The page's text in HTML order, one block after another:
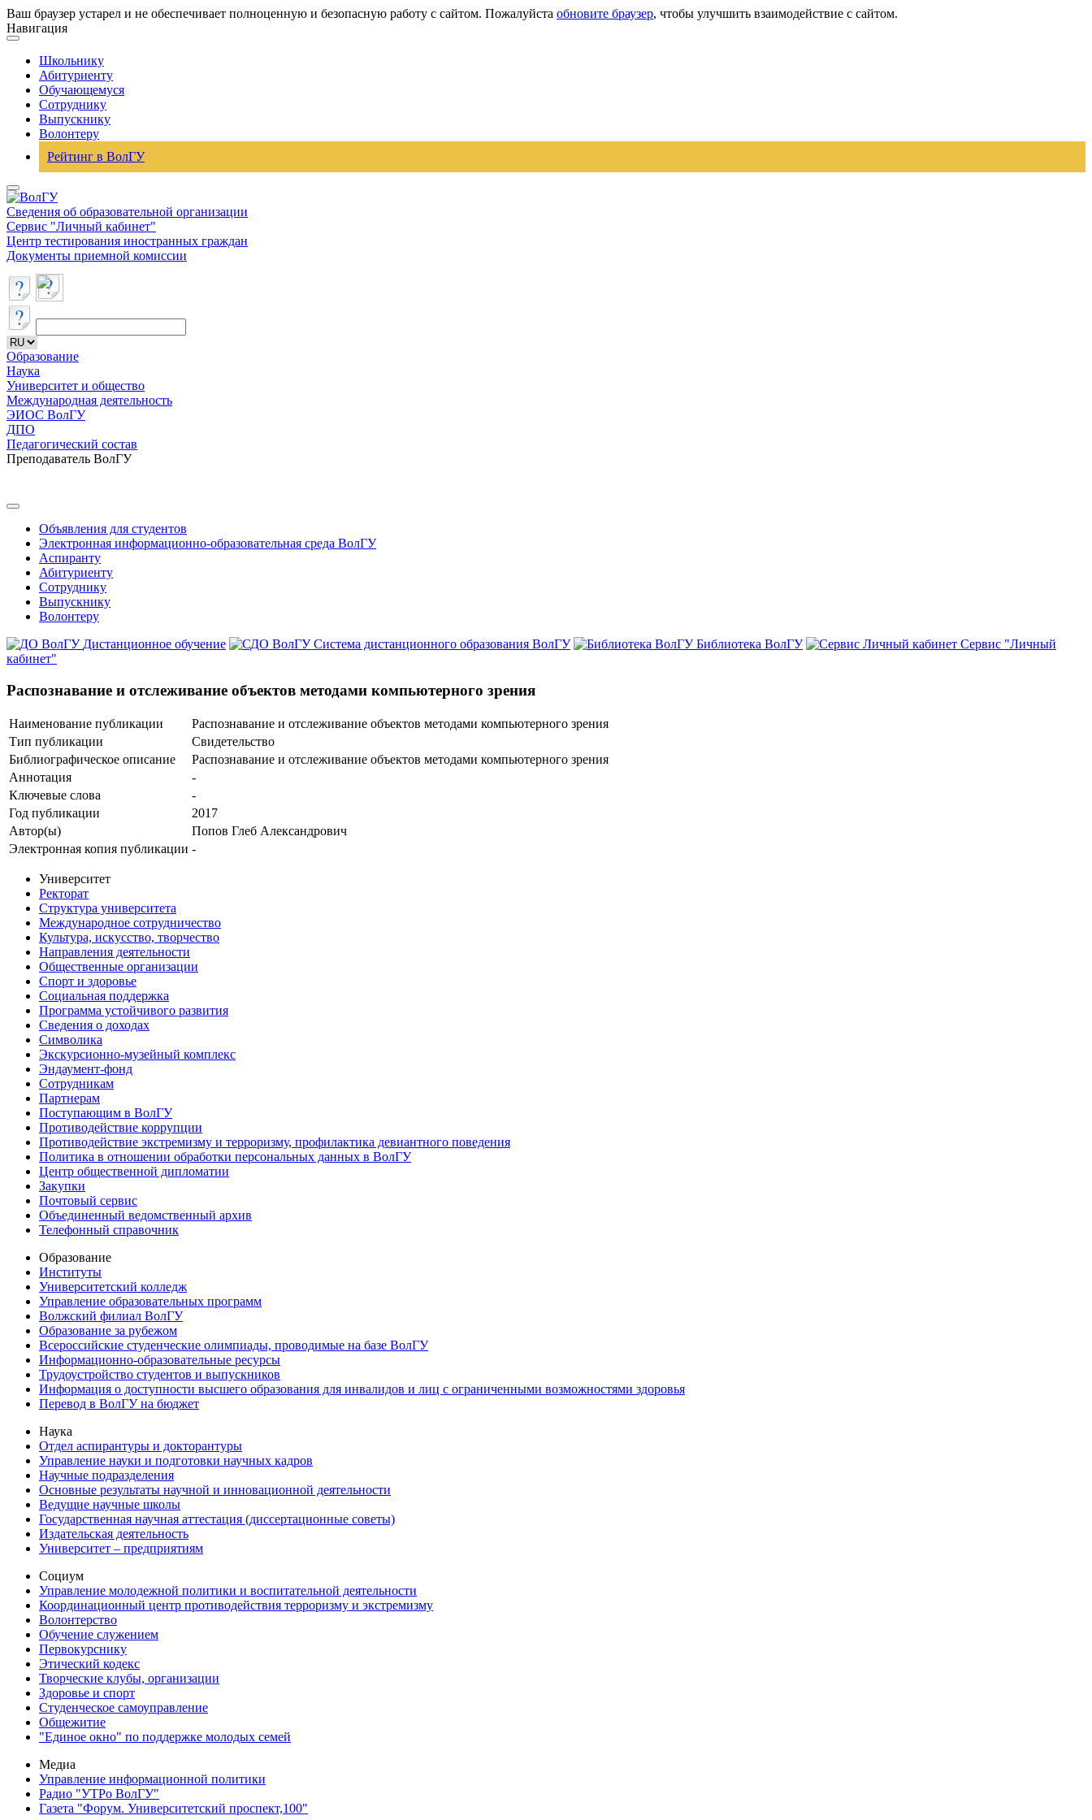
Ваш браузер устарел и не обеспечивает полноценную и безопасную работу с сайтом. Пожалуйста обновите браузер, чтобы улучшить взаимодействие с сайтом.
Навигация
Школьнику
Абитуриенту
Обучающемуся
Сотруднику
Выпускнику
Волонтеру
Рейтинг в ВолГУ
Сведения об образовательной организации
Сервис "Личный кабинет"
Центр тестирования иностранных граждан
Документы приемной комиссии
Образование
Наука
Университет и общество
Международная деятельность
ЭИОС ВолГУ
ДПО
Педагогический состав
Преподаватель ВолГУ
Объявления для студентов
Электронная информационно-образовательная среда ВолГУ
Аспиранту
Абитуриенту
Сотруднику
Выпускнику
Волонтеру
Дистанционное обучение
Система дистанционного образования ВолГУ Библиотека ВолГУ
Сервис "Личный
кабинет"
Распознавание и отслеживание объектов методами компьютерного зрения
Наименование публикации
Распознавание и отслеживание объектов методами компьютерного зрения
Тип публикации
Свидетельство
Библиографическое описание
Распознавание и отслеживание объектов методами компьютерного зрения
Аннотация
-
Ключевые cлова
-
Год публикации
2017
Автор(ы)
Попов Глеб Александрович
Электронная копия публикации -
Университет
Ректорат
Структура университета
Международное сотрудничество
Культура, искусство, творчество
Направления деятельности
Общественные организации
Спорт и здоровье
Социальная поддержка
Программа устойчивого развития
Сведения о доходах
Символика
Экскурсионно-музейный комплекс
Эндаумент-фонд
Сотрудникам
Партнерам
Поступающим в ВолГУ
Противодействие коррупции
Противодействие экстремизму и терроризму, профилактика девиантного поведения
Политика в отношении обработки персональных данных в ВолГУ
Центр общественной дипломатии
Закупки
Почтовый сервис
Объединенный ведомственный архив
Телефонный справочник
Образование
Институты
Университетский колледж
Управление образовательных программ
Волжский филиал ВолГУ
Образование за рубежом
Всероссийские студенческие олимпиады, проводимые на базе ВолГУ
Информационно-образовательные ресурсы
Трудоустройство студентов и выпускников
Информация о доступности высшего образования для инвалидов и лиц с ограниченными возможностями здоровья
Перевод в ВолГУ на бюджет
Наука
Отдел аспирантуры и докторантуры
Управление науки и подготовки научных кадров
Научные подразделения
Основные результаты научной и инновационной деятельности
Ведущие научные школы
Государственная научная аттестация (диссертационные советы)
Издательская деятельность
Университет – предприятиям
Социум
Управление молодежной политики и воспитательной деятельности
Координационный центр противодействия терроризму и экстремизму
Волонтерство
Обучение служением
Первокурснику
Этический кодекс
Творческие клубы, организации
Здоровье и спорт
Студенческое самоуправление
Общежитие
"Единое окно" по поддержке молодых семей
Медиа
Управление информационной политики
Радио "УТРо ВолГУ"
Газета "Форум. Университетский проспект,100"